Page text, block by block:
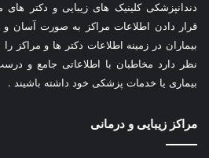
دندانپزشکی کلینیک های زیبایی و دکتر
قرار دادن اطلاعات مراکز به صورت
بیماران در زمینه اطلاعات دکتر ها و مراکز
نظر دارد مخاطبان با اطلاعاتی جامع و
بیماری یا خدمات پزشکی خود داشته باشیند .
مراکز زیبایی و درمانی